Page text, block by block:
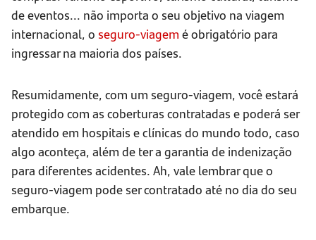
de eventos... não importa o seu objetivo na viagem
internacional, o seguro-viagem é obrigatório para
ingressar na maioria dos países.
Resumidamente, com um seguro-viagem, você estará
protegido com as coberturas contratadas e poderá ser
atendido em hospitais e clínicas do mundo todo, caso
algo aconteça, além de ter a garantia de indenização
para diferentes acidentes. Ah, vale lembrar que o
seguro-viagem pode ser contratado até no dia do seu
embarque.